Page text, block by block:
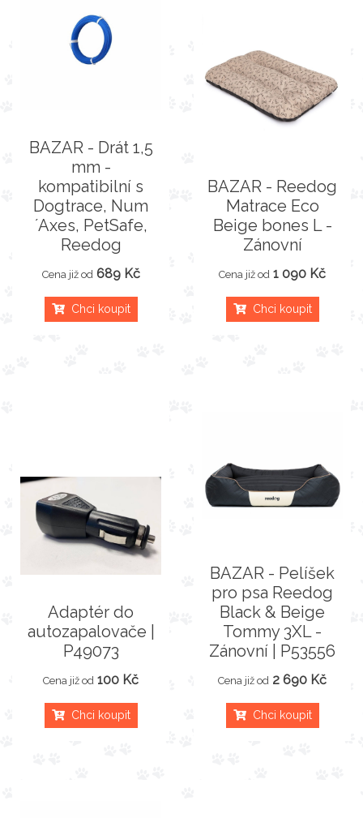
BAZAR - Drát 1,5
mm -
kompatibilní s
Dogtrace, Num
´Axes, PetSafe,
Reedog
Cena již od 689 Kč
Chci koupit
BAZAR - Reedog
Matrace Eco
Beige bones L -
Zánovní
Cena již od 1 090 Kč
Chci koupit
Adaptér do
autozapalovače |
P49073
Cena již od 100 Kč
Chci koupit
BAZAR - Pelíšek
pro psa Reedog
Black & Beige
Tommy 3XL -
Zánovní | P53556
Cena již od 2 690 Kč
Chci koupit